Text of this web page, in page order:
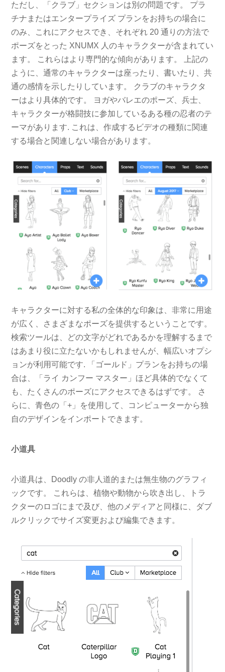
ただし、「クラブ」セクションは別の問題です。 プラ
チナまたはエンタープライズ プランをお持ちの場合に
のみ、これにアクセスでき、それぞれ 20 通りの方法で
ポーズをとった XNUMX 人のキャラクターが含まれてい
ます。 これらはより専門的な傾向があります。 上記の
ように、通常のキャラクターは座ったり、書いたり、共
通の感情を示したりしています。 クラブのキャラクタ
ーはより具体的です。 ヨガやバレエのポーズ、兵士、
キャラクターが格闘技に参加しているある種の忍者のテ
ーマがあります. これは、作成するビデオの種類に関連
する場合と関連しない場合があります。
キャラクターに対する私の全体的な印象は、非常に用途
が広く、さまざまなポーズを提供するということです。
検索ツールは、どの文字がどれであるかを理解するまで
はあまり役に立たないかもしれませんが、幅広いオプシ
ョンが利用可能です. 「ゴールド」プランをお持ちの場
合は、「ライ カンフー マスター」ほど具体的でなくて
も、たくさんのポーズにアクセスできるはずです。 さ
らに、青色の「+」を使用して、コンピューターから独
自のデザインをインポートできます。
小道具
小道具は、Doodly の非人道的または無生物のグラフィ
ックです。 これらは、植物や動物から吹き出し、トラ
クターのロゴにまで及び、他のメディアと同様に、ダブ
ルクリックでサイズ変更および編集できます。